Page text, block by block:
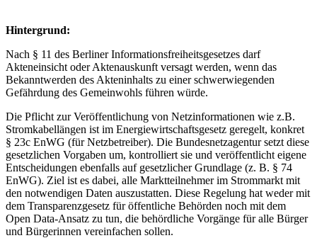
Hintergrund:
Nach § 11 des Berliner Informationsfreiheitsgesetzes darf
Akteneinsicht oder Aktenauskunft versagt werden, wenn das
Bekanntwerden des Akteninhalts zu einer schwerwiegenden
Gefährdung des Gemeinwohls führen würde.
Die Pflicht zur Veröffentlichung von Netzinformationen wie z.B.
Stromkabellängen ist im Energiewirtschaftsgesetz geregelt, konkret
§ 23c EnWG (für Netzbetreiber). Die Bundesnetzagentur setzt diese
gesetzlichen Vorgaben um, kontrolliert sie und veröffentlicht eigene
Entscheidungen ebenfalls auf gesetzlicher Grundlage (z. B. § 74
EnWG). Ziel ist es dabei, alle Marktteilnehmer im Strommarkt mit
den notwendigen Daten auszustatten. Diese Regelung hat weder mit
dem Transparenzgesetz für öffentliche Behörden noch mit dem
Open Data-Ansatz zu tun, die behördliche Vorgänge für alle Bürger
und Bürgerinnen vereinfachen sollen.